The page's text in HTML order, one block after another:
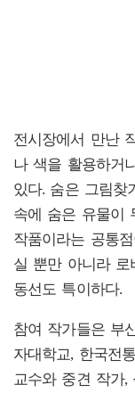
전시장에서 만난
나 색을 활용하거
있다. 숨은 그림찾
속에 숨은 유물이
작품이라는 공통
실 뿐만 아니라 로
동선도 특이하다.
참여 작가들은 부
자대학교, 한국전
교수와 중견 작가,